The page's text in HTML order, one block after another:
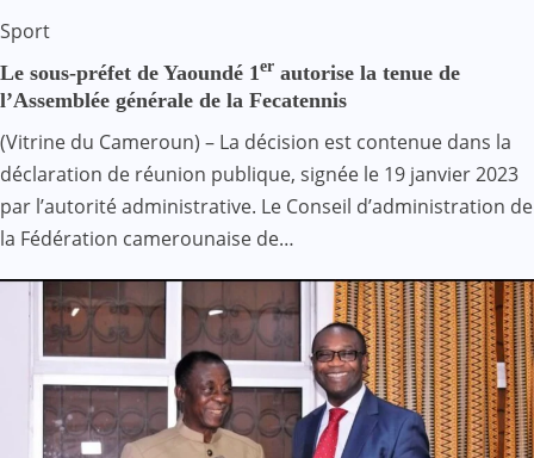
Sport
Le sous-préfet de Yaoundé 1 er autorise la tenue de
l’Assemblée générale de la Fecatennis
(Vitrine du Cameroun) – La décision est contenue dans la
déclaration de réunion publique, signée le 19 janvier 2023
par l’autorité administrative. Le Conseil d’administration de
la Fédération camerounaise de…